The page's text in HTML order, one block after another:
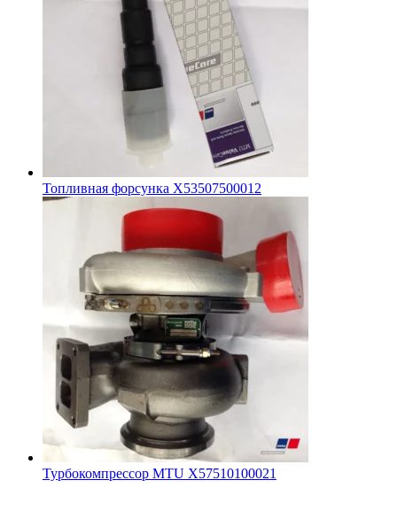
Топливная форсунка X53507500012
Турбокомпрессор MTU X57510100021